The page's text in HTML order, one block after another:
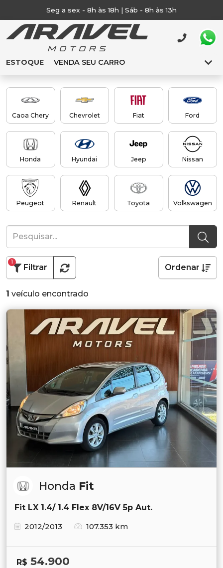
Seg a sex - 8h às 18h | Sáb - 8h às 13h
ESTOQUE VENDA SEU CARRO
Caoa Chery Chevrolet Fiat Ford
Honda Hyundai Jeep Nissan
Peugeot Renault Toyota Volkswagen
Filtrar
1
Ordenar
1 veículo encontrado
Honda Fit
Fit LX 1.4/ 1.4 Flex 8V/16V 5p Aut.
2012/2013
107.353 km
R$ 54.900